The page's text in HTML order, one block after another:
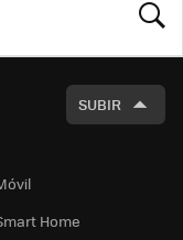
SUBIR
Home